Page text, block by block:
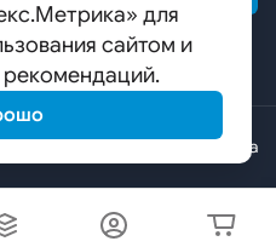
Карта сайта
для
сайтом и